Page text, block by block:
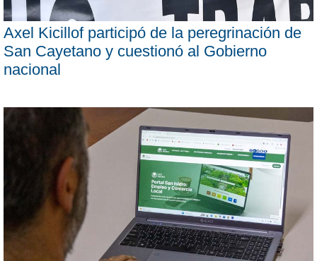
Axel Kicillof participó de la peregrinación de
San Cayetano y cuestionó al Gobierno
nacional